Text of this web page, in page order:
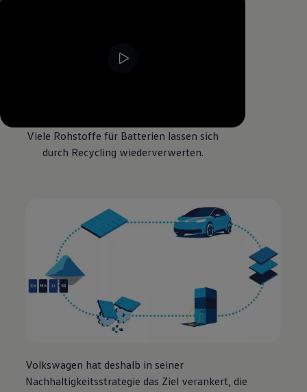
Viele Rohstoffe für Batterien lassen sich
durch Recycling wiederverwerten.
Volkswagen hat deshalb in seiner
Nachhaltigkeitsstrategie das Ziel verankert, die